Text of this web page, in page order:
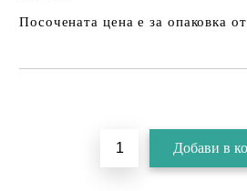
Посочената цена е за опаковка